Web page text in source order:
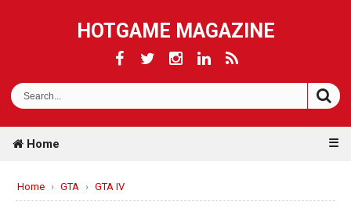
HOTGAME MAGAZINE
Home ☰
Home › GTA › GTA IV